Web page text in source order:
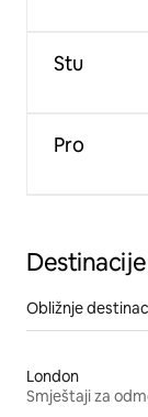
Stu
Pro
Obližnje
London
Smještaji za